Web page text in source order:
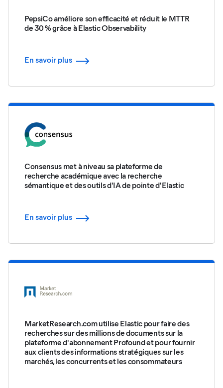
PepsiCo améliore son efficacité et réduit le MTTR
de 30 % grâce à Elastic Observability
En savoir plus
Consensus met à niveau sa plateforme de
recherche académique avec la recherche
sémantique et des outils d'IA de pointe d'Elastic
En savoir plus
MarketResearch.com utilise Elastic pour faire des
recherches sur des millions de documents sur la
plateforme d'abonnement Profound et pour fournir
aux clients des informations stratégiques sur les
marchés, les concurrents et les consommateurs